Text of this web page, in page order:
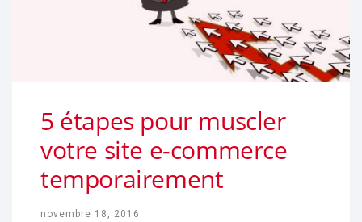
5 étapes pour muscler
votre site e-commerce
temporairement
novembre 18, 2016